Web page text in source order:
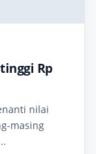
Rp
nilai
masing